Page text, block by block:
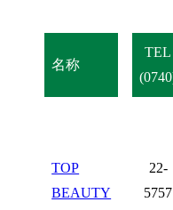
名称
TEL
TOP
BEAUTY
22-
5757